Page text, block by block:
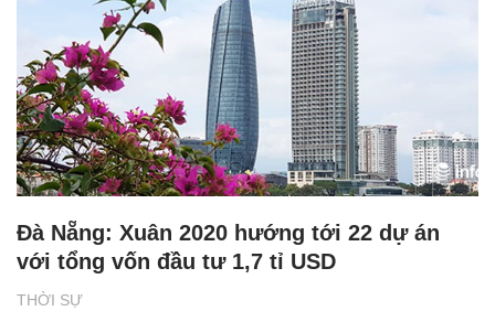
THỜI SỰ
Đà Nẵng: Xuân 2020 hướng tới 22 dự án
với tổng vốn đầu tư 1,7 tỉ USD